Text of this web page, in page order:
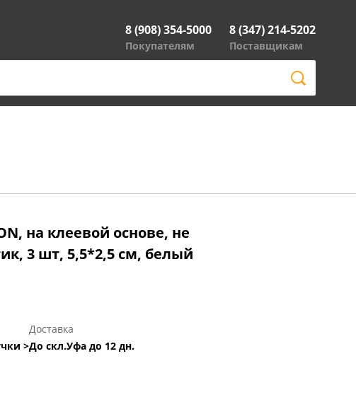
8 (908) 354-5000
Покупателям
8 (347) 214-5202
Поставщикам
на клеевой основе, не
3 шт, 5,5*2,5 см, белый
>
Доставка
До скл.Уфа до 12 дн.